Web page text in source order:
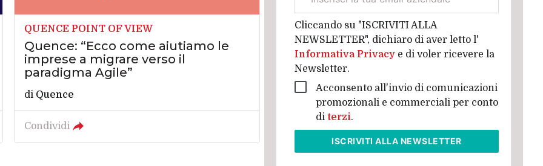
QUENCE POINT OF VIEW
Quence: “Ecco come aiutiamo le
imprese a migrare verso il
paradigma Agile”
di Quence
Condividi
aziendale
Cliccando su "ISCRIVITI ALLA
NEWSLETTER", dichiaro di aver letto l'
Informativa Privacy e di voler ricevere la
Newsletter.
Acconsento all'invio di comunicazioni
promozionali e commerciali per conto
diterzi.
ISCRIVITIALLA NEWSLETTER